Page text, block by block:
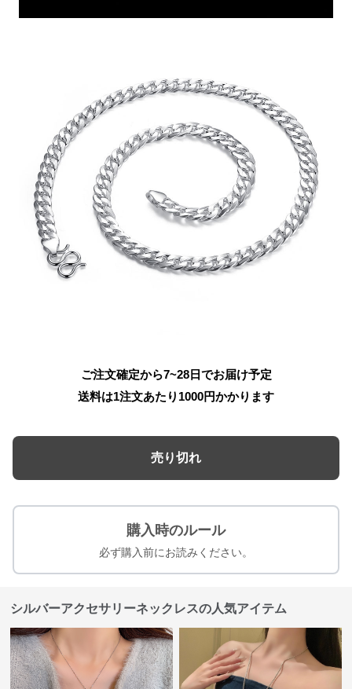
ご注文確定から7~28日でお届け予定
送料は1注文あたり 1000円かかります
売り切れ
購入時のルール
必ず購入前にお読みください。
シルバーアクセサリーネックレスの人気アイテム